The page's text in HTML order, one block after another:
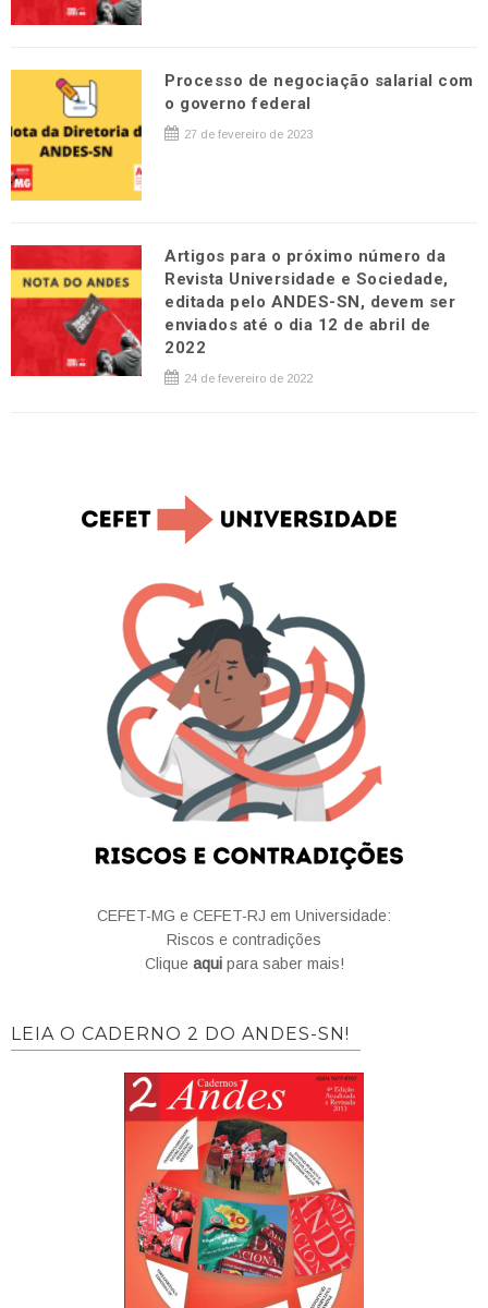
Processo de negociação salarial com
o governo federal
27 de fevereiro de 2023
Artigos para o próximo número da
Revista Universidade e Sociedade,
editada pelo ANDES-SN, devem ser
enviados até o dia 12 de abril de
2022
24 de fevereiro de 2022
CEFET-MG e CEFET-RJ em Universidade:
Riscos e contradições
Clique aquipara saber mais!
LEIA O CADERNO 2 DO ANDES-SN!